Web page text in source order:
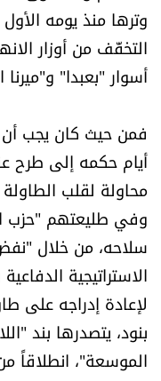
الصحافة الإسرائيلية
فصل من كتاب
اقرأ تضحك
كاميرا
سجالات
صحّة وصحن
وترها منذ يومه
التخفّف من أوزار
أسوار "بعبدا"
فمن حيث كان يجب
أيام حكمه إلى طرح
محاولة لقلب
وفي طليعتهم "حزب
سلاحه، من خلال
الاستراتيجية
لإعادة إدراجه على
بنود، يتصدرها بند
الموسعة"، انطلاقاً